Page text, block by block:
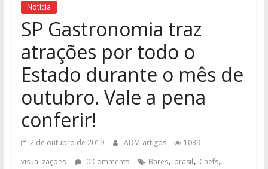
Notícia
SP Gastronomia traz
atrações por todo o
Estado durante o mês de
outubro. Vale a pena
conferir!
2 de outubro de 2019 ADM-artigos
1039
visualizações
0 Comments Bares, brasil, Chefs,